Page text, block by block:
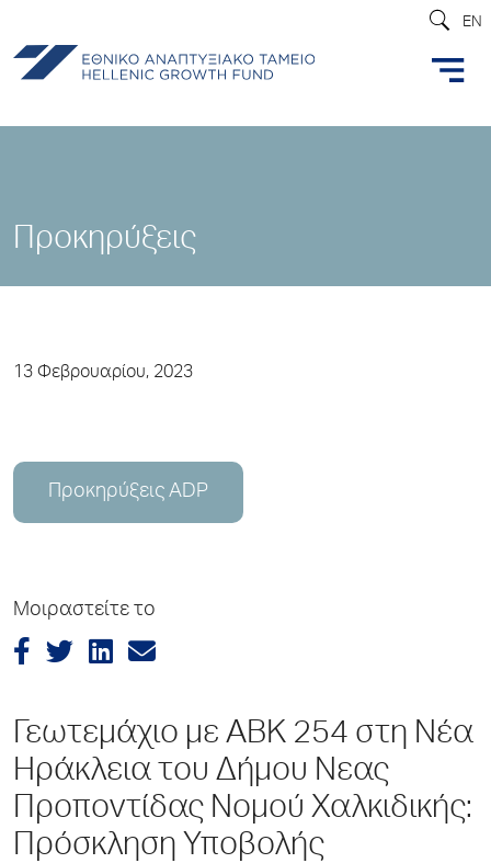
EN
Προκηρύξεις
13 Φεβρουαρίου, 2023
Προκηρύξεις ADP
Μοιραστείτε το
Γεωτεμάχιο με ΑΒΚ 254 στη Νέα
Ηράκλεια του Δήμου Νεας
Προποντίδας Νομού Χαλκιδικής:
Πρόσκληση Υποβολής